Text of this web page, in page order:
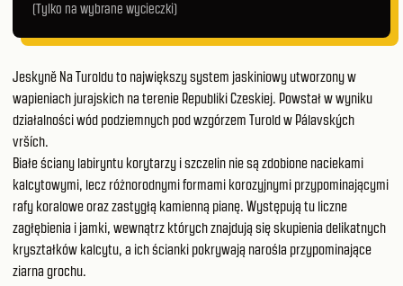
(Tylko na wybrane wycieczki)
Jeskyně Na Turoldu to największy system jaskiniowy utworzony w
wapieniach jurajskich na terenie Republiki Czeskiej. Powstał w wyniku
działalności wód podziemnych pod wzgórzem Turold w Pálavských
vrších.
Białe ściany labiryntu korytarzy i szczelin nie są zdobione naciekami
kalcytowymi, lecz różnorodnymi formami korozyjnymi przypominającymi
rafy koralowe oraz zastygłą kamienną pianę. Występują tu liczne
zagłębienia i jamki, wewnątrz których znajdują się skupienia delikatnych
kryształków kalcytu, a ich ścianki pokrywają narośla przypominające
ziarna grochu.